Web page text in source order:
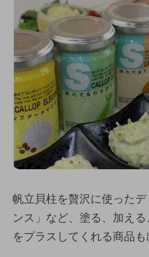
帆立貝柱を贅沢に使った
ンス」など、塗る、加え
をプラスしてくれる商品も